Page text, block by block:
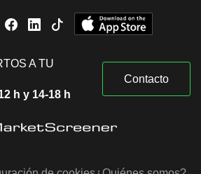
A TU
h y 14-18 h
Contacto